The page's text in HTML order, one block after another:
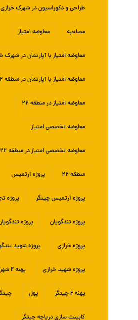
طراحی و دکوراسیون در شهرک خرازی
مصاحبه معاوضه امتیاز
معاوضه امتیاز با آپارتمان در شهرک
معاوضه امتیاز با آپارتمان در منطقه ۲۲
معاوضه امتیاز در منطقه ۲۲
معاوضه تخصصی امتیاز
معاوضه تخصصی امتیاز در منطقه ۲۲
منطقه ۲۲ پروژه آرتمیس
پروژه آرتمیس چیتگر پروژه
پروژه تندگویان پروژه
پروژه خرازی پروژه شهید
پروژه شهید خرازی پهنه F شهرک چیتگر
پهنه F چیتگر پول
کابینت سازی دریاچه چیتگر